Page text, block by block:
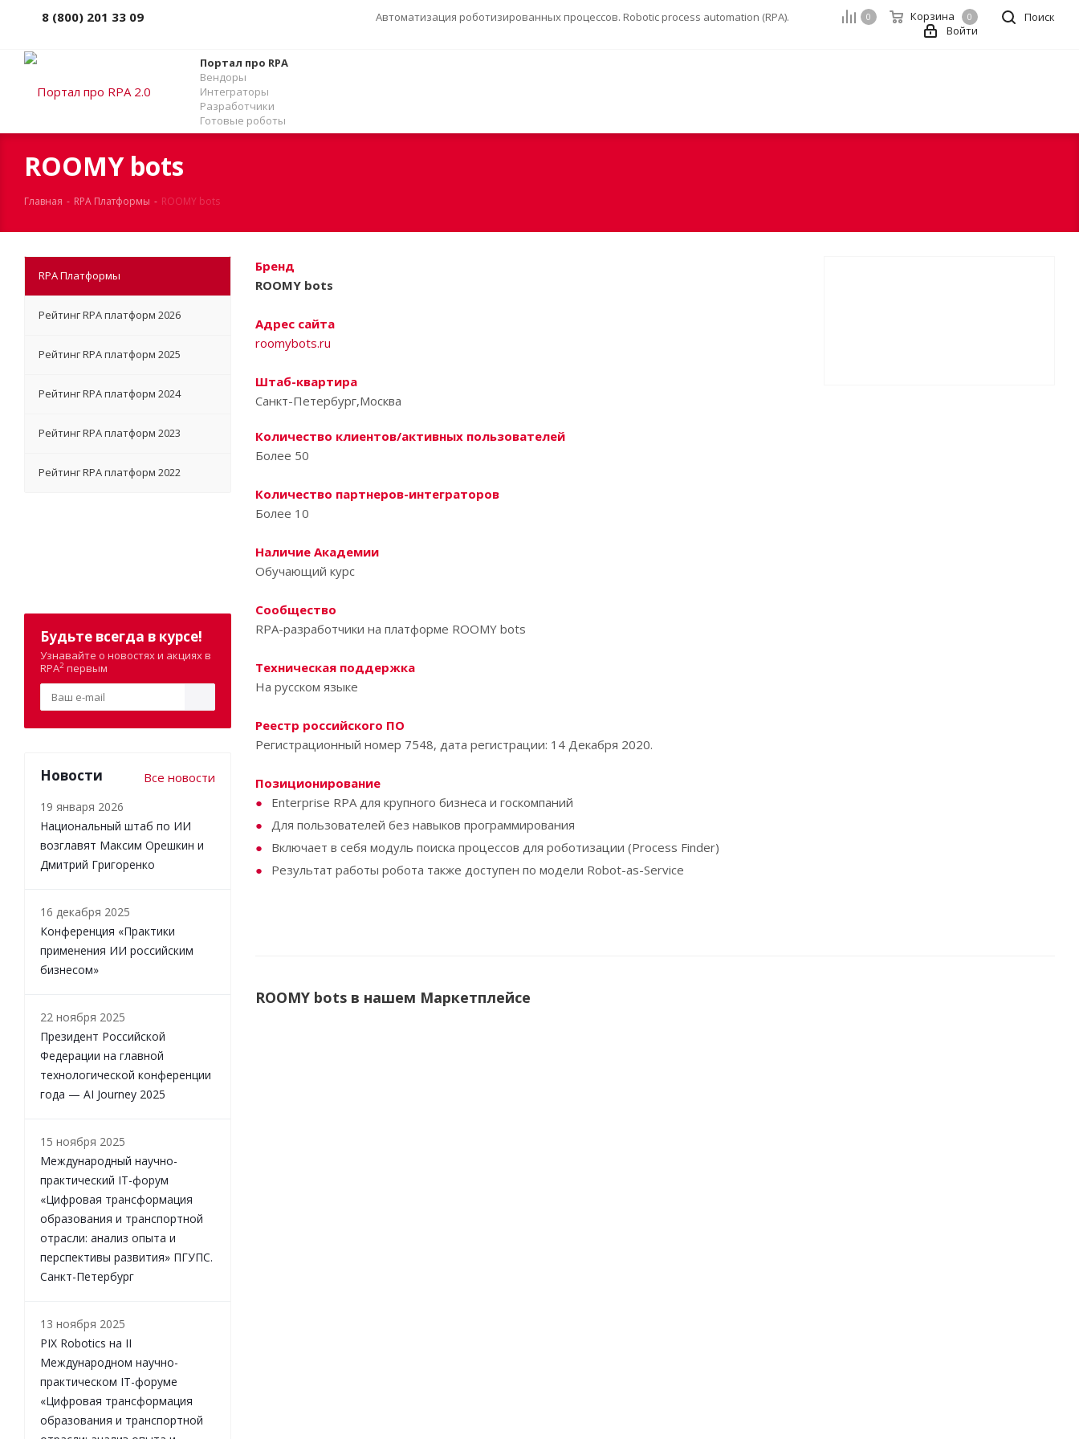
8 (800) 201 33 09 Автоматизация роботизированных процессов. Robotic process automation (RPA). Поиск
0 Корзина 0
Войти
Портал про RPA
Вендоры
Интеграторы
Разработчики
Готовые роботы
ROOMY bots
Главная - RPA Платформы - ROOMY bots
Бренд
ROOMY bots
Адрес сайта
roomybots.ru
Штаб-квартира
Санкт-Петербург,Москва
Количество клиентов/активных пользователей
Более 50
Количество партнеров-интеграторов
Более 10
Наличие Академии
Обучающий курс
Сообщество
RPA-разработчики на платформе ROOMY bots
Техническая поддержка
На русском языке
Реестр российского ПО
Регистрационный номер 7548, дата регистрации: 14 Декабря 2020.
Позиционирование
Enterprise RPA для крупного бизнеса и госкомпаний
Для пользователей без навыков программирования
Включает в себя модуль поиска процессов для роботизации (Process Finder)
Результат работы робота также доступен по модели Robot-as-Service
ROOMY bots в нашем Маркетплейсе
RPA Платформы
Рейтинг RPA платформ 2026
Рейтинг RPA платформ 2025
Рейтинг RPA платформ 2024
Рейтинг RPA платформ 2023
Рейтинг RPA платформ 2022
Будьте всегда в курсе!
Узнавайте о новостях и акциях в
RPA2 первым
Новости Все новости
19 января 2026
Национальный штаб по ИИ
возглавят Максим Орешкин и
Дмитрий Григоренко
16 декабря 2025
Конференция «Практики
применения ИИ российским
бизнесом»
22 ноября 2025
Президент Российской
Федерации на главной
технологической конференции
года — AI Journey 2025
15 ноября 2025
Международный научно-
практический IT-форум
«Цифровая трансформация
образования и транспортной
отрасли: анализ опыта и
перспективы развития» ПГУПС.
Санкт-Петербург
13 ноября 2025
PIX Robotics на II
Международном научно-
практическом IT-форуме
«Цифровая трансформация
образования и транспортной